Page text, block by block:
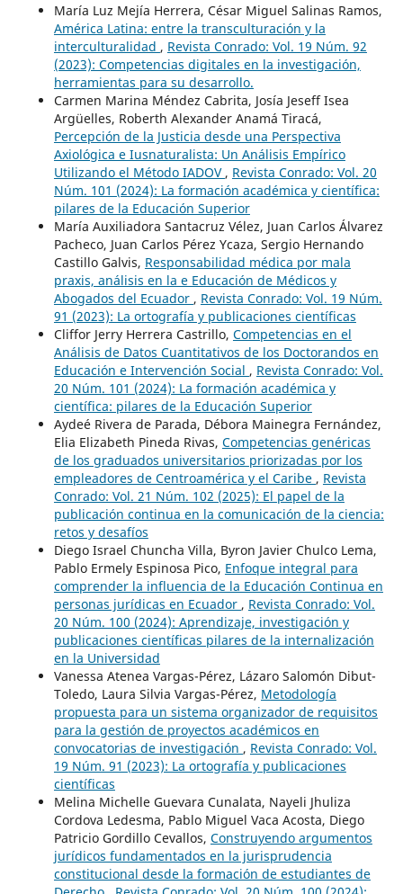
María Luz Mejía Herrera, César Miguel Salinas Ramos,
América Latina: entre la transculturación y la
interculturalidad , Revista Conrado: Vol. 19 Núm. 92
(2023): Competencias digitales en la investigación,
herramientas para su desarrollo.
Carmen Marina Méndez Cabrita, Josía Jeseff Isea
Argüelles, Roberth Alexander Anamá Tiracá,
Percepción de la Justicia desde una Perspectiva
Axiológica e Iusnaturalista: Un Análisis Empírico
Utilizando el Método IADOV , Revista Conrado: Vol. 20
Núm. 101 (2024): La formación académica y científica:
pilares de la Educación Superior
María Auxiliadora Santacruz Vélez, Juan Carlos Álvarez
Pacheco, Juan Carlos Pérez Ycaza, Sergio Hernando
Castillo Galvis, Responsabilidad médica por mala
praxis, análisis en la e Educación de Médicos y
Abogados del Ecuador , Revista Conrado: Vol. 19 Núm.
91 (2023): La ortografía y publicaciones científicas
Cliffor Jerry Herrera Castrillo, Competencias en el
Análisis de Datos Cuantitativos de los Doctorandos en
Educación e Intervención Social , Revista Conrado: Vol.
20 Núm. 101 (2024): La formación académica y
científica: pilares de la Educación Superior
Aydeé Rivera de Parada, Débora Mainegra Fernández,
Elia Elizabeth Pineda Rivas, Competencias genéricas
de los graduados universitarios priorizadas por los
empleadores de Centroamérica y el Caribe , Revista
Conrado: Vol. 21 Núm. 102 (2025): El papel de la
publicación continua en la comunicación de la ciencia:
retos y desafíos
Diego Israel Chuncha Villa, Byron Javier Chulco Lema,
Pablo Ermely Espinosa Pico, Enfoque integral para
comprender la influencia de la Educación Continua en
personas jurídicas en Ecuador , Revista Conrado: Vol.
20 Núm. 100 (2024): Aprendizaje, investigación y
publicaciones científicas pilares de la internalización
en la Universidad
Vanessa Atenea Vargas-Pérez, Lázaro Salomón Dibut-
Toledo, Laura Silvia Vargas-Pérez, Metodología
propuesta para un sistema organizador de requisitos
para la gestión de proyectos académicos en
convocatorias de investigación , Revista Conrado: Vol.
19 Núm. 91 (2023): La ortografía y publicaciones
científicas
Melina Michelle Guevara Cunalata, Nayeli Jhuliza
Cordova Ledesma, Pablo Miguel Vaca Acosta, Diego
Patricio Gordillo Cevallos, Construyendo argumentos
jurídicos fundamentados en la jurisprudencia
constitucional desde la formación de estudiantes de